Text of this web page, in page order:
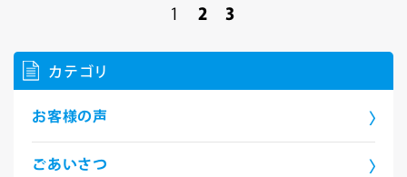
1 2 3
カテゴリ
お客様の声
ごあいさつ